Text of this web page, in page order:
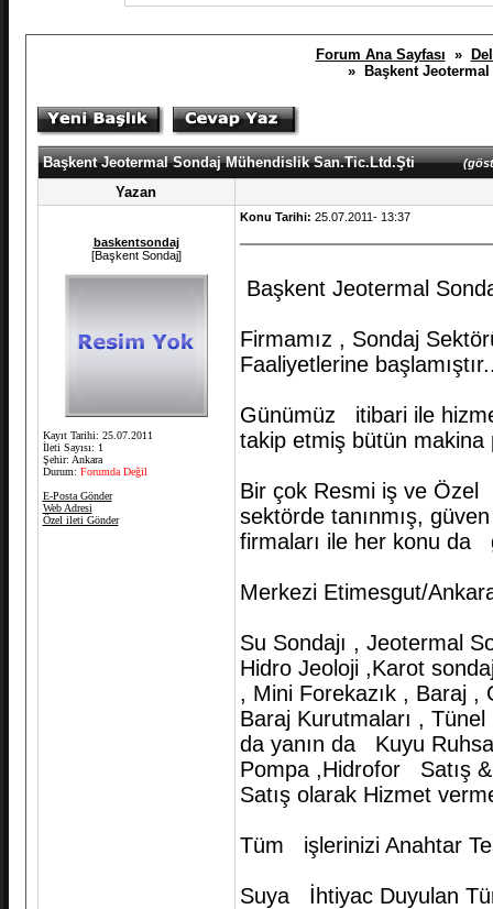
Forum Ana Sayfası »
» Başkent
Başkent Jeotermal Sondaj Mühendislik San.Tic.Ltd.Şti
Yazan
baskentsondaj
[Başkent Sondaj]
Kayıt Tarihi: 25.07.2011
İleti Sayısı: 1
Şehir: Ankara
Durum: Forumda Değil
E-Posta Gönder
Web Adresi
Özel ileti Gönder
Konu Tarihi: 25.07.2011- 13:37
Başkent Jeotermal
Firmamız , Sondaj
Faaliyetlerine
Günümüz itibari ile
takip etmiş bütün makina
Bir çok Resmi iş ve
sektörde tanınmış,
firmaları ile her konu da
Merkezi Etimesgut/
Su Sondajı , Jeotermal
Hidro Jeoloji ,Karot
, Mini Forekazık , Baraj ,
Baraj Kurutmaları ,
da yanın da Kuyu
Pompa ,Hidrofor Satış &
Satış olarak Hizmet
Tüm işlerinizi Anahtar
Suya İhtiyac Duyulan